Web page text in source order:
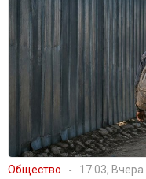
Общество 17:03, Вчера